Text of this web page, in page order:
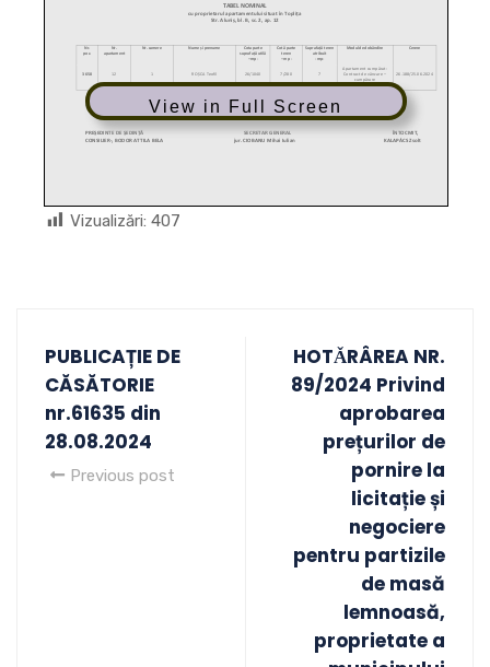
View in Full Screen
Vizualizări: 407
PUBLICAȚIE DE
CĂSĂTORIE
nr.61635 din
28.08.2024
Previous post
HOTǍRÂREA NR.
89/2024 Privind
aprobarea
prețurilor de
pornire la
licitație și
negociere
pentru partizile
de masă
lemnoasă,
proprietate a